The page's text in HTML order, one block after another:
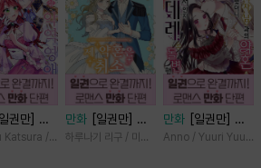
[일권만] 기
악역 영애
Katsura / Mizune
만화
[일권만] 제
약혼은 취소되었습
하루나기 리구 / 미즈메
만화
[일권만] 왕
태자님과의 약혼을
Anno / Yuuri